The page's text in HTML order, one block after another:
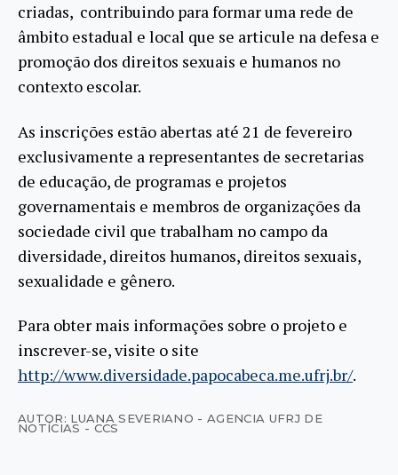
criadas, contribuindo para formar uma rede de
âmbito estadual e local que se articule na defesa e
promoção dos direitos sexuais e humanos no
contexto escolar.
As inscrições estão abertas até 21 de fevereiro
exclusivamente a representantes de secretarias
de educação, de programas e projetos
governamentais e membros de organizações da
sociedade civil que trabalham no campo da
diversidade, direitos humanos, direitos sexuais,
sexualidade e gênero.
Para obter mais informações sobre o projeto e
inscrever-se, visite o site
http://www.diversidade.papocabeca.me.ufrj.br/.
AUTOR: LUANA SEVERIANO - AGENCIA UFRJ DE
NOTÍCIAS - CCS